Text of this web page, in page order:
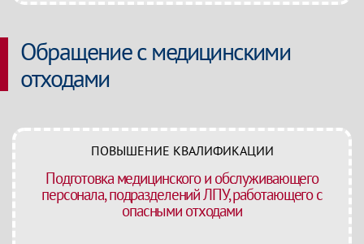
Обращение с медицинскими
отходами
ПОВЫШЕНИЕ КВАЛИФИКАЦИИ
Подготовка медицинского и обслуживающего
персонала, подразделений ЛПУ, работающего с
опасными отходами